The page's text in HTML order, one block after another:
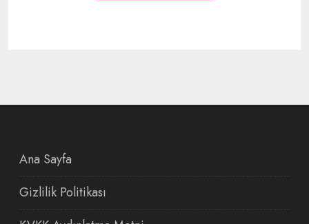
Ana Sayfa
Gizlilik Politikası